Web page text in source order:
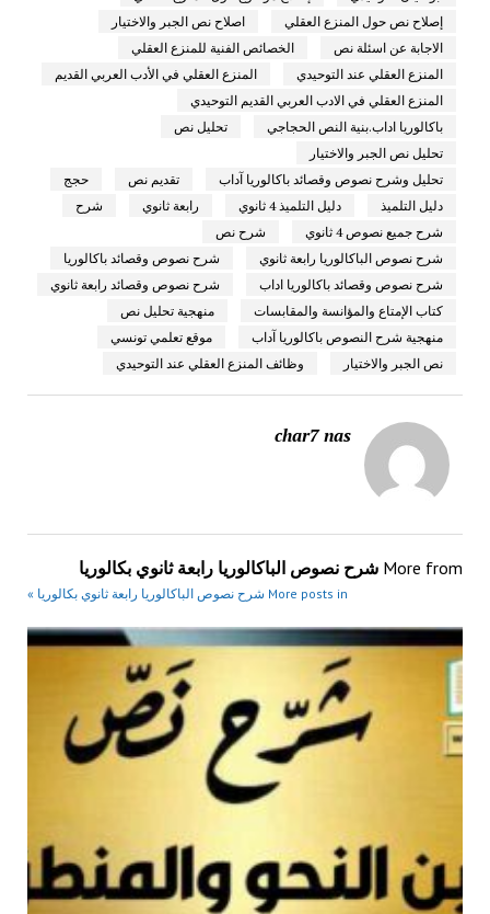
إصلاح نص حول المنزع العقلي
اصلاح نص الجبر والاختيار
الاجابة عن اسئلة نص
الخصائص الفنية للمنزع العقلي
المنزع العقلي عند التوحيدي
المنزع العقلي في الأدب العربي القديم
المنزع العقلي في الادب العربي القديم التوحيدي
باكالوريا اداب.بنية النص الحجاجي
تحليل نص
تحليل نص الجبر والاختيار
تحليل وشرح نصوص وقصائد باكالوريا آداب
تقديم نص
حجج
دليل التلميذ
دليل التلميذ 4 ثانوي رابعة ثانوي
شرح
شرح جميع نصوص 4 ثانوي
شرح نص
شرح نصوص الباكالوريا رابعة ثانوي
شرح نصوص وقصائد باكالوريا
شرح نصوص وقصائد باكالوريا اداب
شرح نصوص وقصائد رابعة ثانوي
كتاب الإمتاع والمؤانسة والمقابسات
منهجية تحليل نص
منهجية شرح النصوص باكالوريا آداب
موقع تعلمي تونسي
نص الجبر والاختيار
وظائف المنزع العقلي عند التوحيدي
char7 nas
More from شرح نصوص الباكالوريا رابعة ثانوي بكالوريا
More posts in شرح نصوص الباكالوريا رابعة ثانوي بكالوريا »